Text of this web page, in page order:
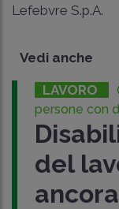
Lefebvre S.p.A.
Vedi anche
LAVORO
persone con
del